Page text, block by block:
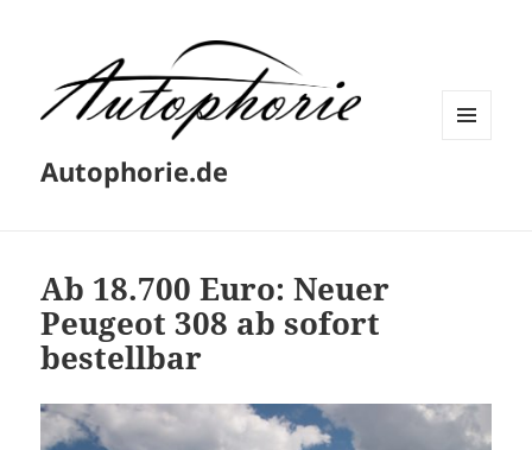
Autophorie.de
Ab 18.700 Euro: Neuer
Peugeot 308 ab sofort
bestellbar